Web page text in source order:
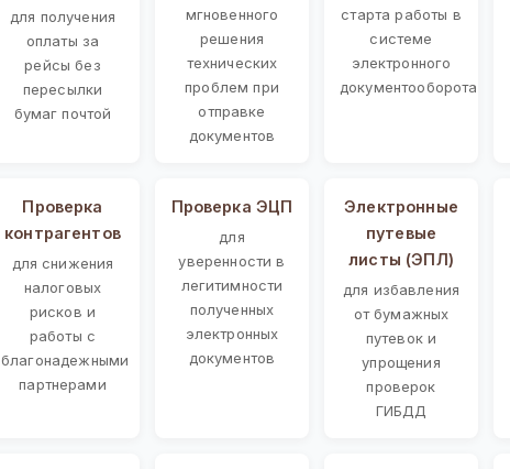
для получения
оплаты за
рейсы без
пересылки
бумаг почтой
мгновенного
решения
технических
проблем при
отправке
документов
старта работы в
системе
электронного
документооборота
Проверка
контрагентов
для снижения
налоговых
рисков и
работы с
благонадежными
партнерами
Проверка ЭЦП
для
уверенности в
легитимности
полученных
электронных
документов
Электронные
путевые
листы (ЭПЛ)
для избавления
от бумажных
путевок и
упрощения
проверок
ГИБДД